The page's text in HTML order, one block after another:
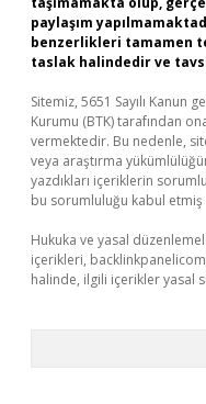
paylaşım
benzerlikleri tamamen
taslak halindedir ve
Sitemiz, 5651 Sayılı Kanun
Kurumu (BTK) tarafından
vermektedir. Bu nedenle,
veya araştırma
yazdıkları içeriklerin
bu sorumluluğu kabul etmiş
Hukuka ve yasal
içerikleri,
halinde, ilgili içerikler yasal